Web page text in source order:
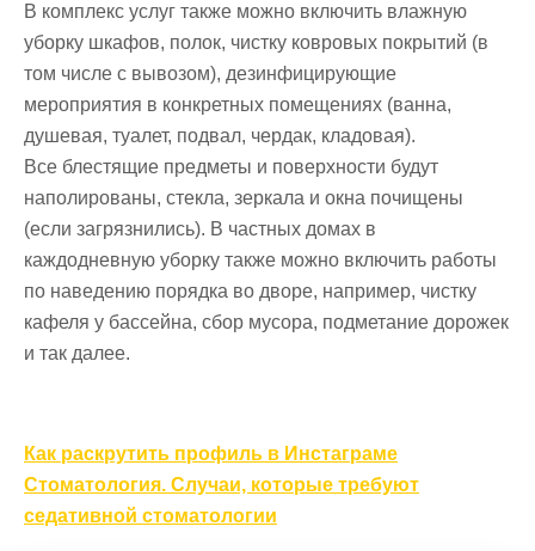
В комплекс услуг также можно включить влажную
уборку шкафов, полок, чистку ковровых покрытий (в
том числе с вывозом), дезинфицирующие
мероприятия в конкретных помещениях (ванна,
душевая, туалет, подвал, чердак, кладовая).
Все блестящие предметы и поверхности будут
наполированы, стекла, зеркала и окна почищены
(если загрязнились). В частных домах в
каждодневную уборку также можно включить работы
по наведению порядка во дворе, например, чистку
кафеля у бассейна, сбор мусора, подметание дорожек
и так далее.
Навигация
по
записям
Как раскрутить профиль в Инстаграме
Стоматология. Случаи, которые требуют
седативной стоматологии